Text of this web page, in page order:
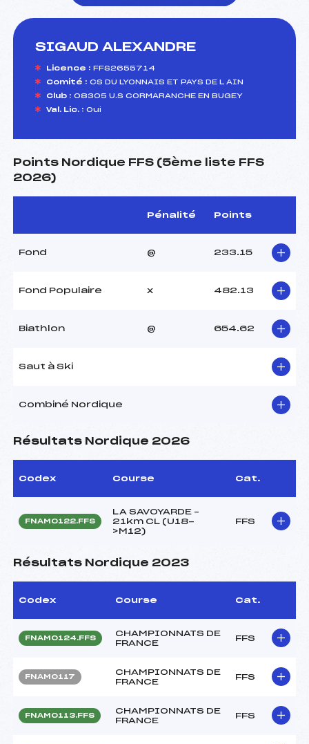
SIGAUD ALEXANDRE
Licence : FFS2655714
Comité : CS DU LYONNAIS ET PAYS DE L AIN
Club : 08305 U.S CORMARANCHE EN BUGEY
Val. Lic. : Oui
Points Nordique FFS (5ème liste FFS
2026)
Pénalité Points
Fond @ 233.15
Fond Populaire x 482.13
Biathlon @ 654.62
Saut à Ski
Combiné Nordique
Résultats Nordique 2026
Codex Course Cat.
FNAM0122.FFS
LA SAVOYARDE –
21km CL (U18-
>M12)
FFS
Résultats Nordique 2023
Codex Course Cat.
FNAM0124.FFS
CHAMPIONNATS DE
FRANCE
FFS
FNAM0117
CHAMPIONNATS DE
FRANCE
FFS
FNAM0113.FFS
CHAMPIONNATS DE
FRANCE
FFS